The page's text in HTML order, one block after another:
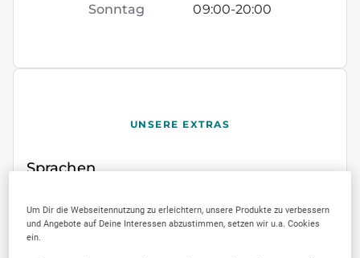
Sonntag
09:00-20:00
UNSERE EXTRAS
Sprachen
Deutsch Englisch
Um Dir die Webseitennutzung zu erleichtern, unsere Produkte zu verbessern
und Angebote auf Deine Interessen abzustimmen, setzen wir u.a. Cookies
ein.